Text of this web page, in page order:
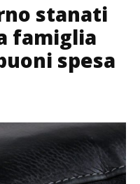
stanati
famiglia
spesa